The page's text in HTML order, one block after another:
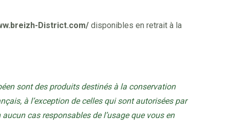
District.com/ disponibles en retrait à la
sont des produits destinés à la conservation
à l’exception de celles qui sont autorisées par
cas responsables de l’usage que vous en